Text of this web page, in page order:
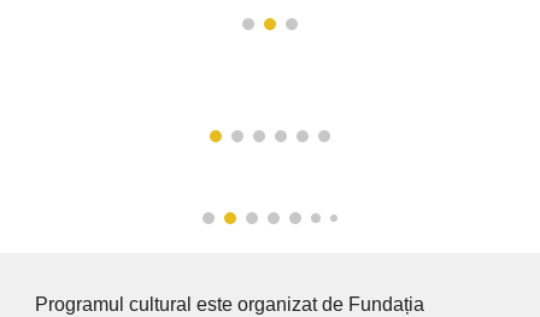
Programul cultural este organizat de Fundația